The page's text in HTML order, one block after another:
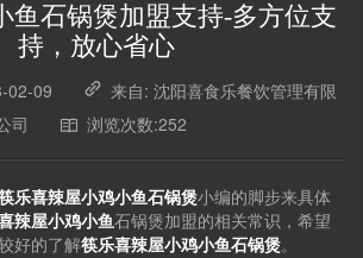
鱼石锅煲加盟支持-多方位支
持，放心省心
02-09
来自: 沈阳喜食乐餐饮管理有限
司
浏览次数:252
乐喜辣屋小鸡小鱼石锅煲小编的脚步来具体
辣屋小鸡小鱼石锅煲加盟的相关常识，希望
好的了解筷乐喜辣屋小鸡小鱼石锅煲。